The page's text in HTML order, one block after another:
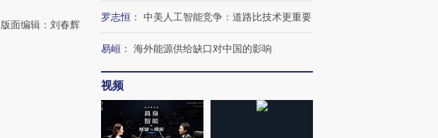
面编辑：刘春辉
罗志恒 ： 中美人工智能竞争：道路比技术更重要
易峘 ： 海外能源供给缺口对中国的影响
视频